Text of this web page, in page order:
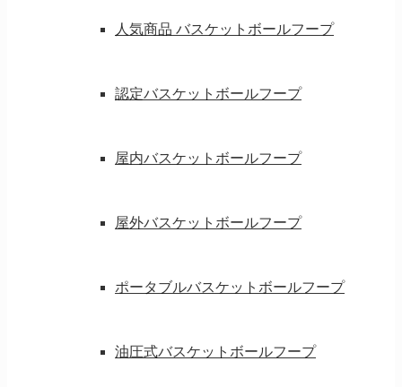
人気商品 バスケットボールフープ
認定バスケットボールフープ
屋内バスケットボールフープ
屋外バスケットボールフープ
ポータブルバスケットボールフープ
油圧式バスケットボールフープ